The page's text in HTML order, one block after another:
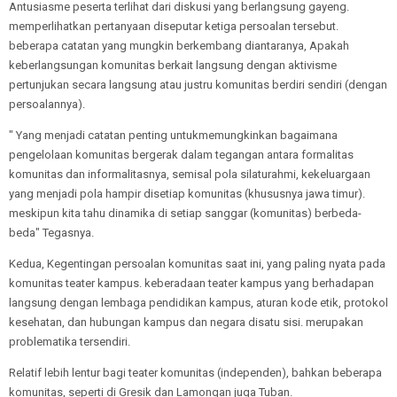
Antusiasme peserta terlihat dari diskusi yang berlangsung gayeng.
memperlihatkan pertanyaan diseputar ketiga persoalan tersebut.
beberapa catatan yang mungkin berkembang diantaranya, Apakah
keberlangsungan komunitas berkait langsung dengan aktivisme
pertunjukan secara langsung atau justru komunitas berdiri sendiri (dengan
persoalannya).
" Yang menjadi catatan penting untukmemungkinkan bagaimana
pengelolaan komunitas bergerak dalam tegangan antara formalitas
komunitas dan informalitasnya, semisal pola silaturahmi, kekeluargaan
yang menjadi pola hampir disetiap komunitas (khususnya jawa timur).
meskipun kita tahu dinamika di setiap sanggar (komunitas) berbeda-
beda" Tegasnya.
Kedua, Kegentingan persoalan komunitas saat ini, yang paling nyata pada
komunitas teater kampus. keberadaan teater kampus yang berhadapan
langsung dengan lembaga pendidikan kampus, aturan kode etik, protokol
kesehatan, dan hubungan kampus dan negara disatu sisi. merupakan
problematika tersendiri.
Relatif lebih lentur bagi teater komunitas (independen), bahkan beberapa
komunitas, seperti di Gresik dan Lamongan juga Tuban.